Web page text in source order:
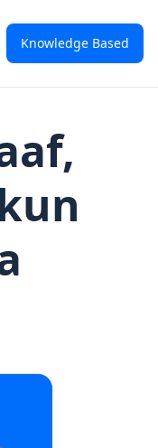
Knowledge Based